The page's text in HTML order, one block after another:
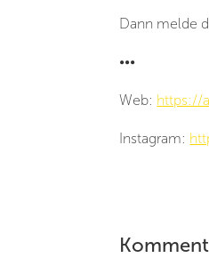
Dann melde
•••
Web: https://
Instagram: